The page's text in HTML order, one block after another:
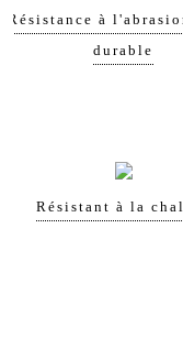
Résistance à
durable
Résistant à la